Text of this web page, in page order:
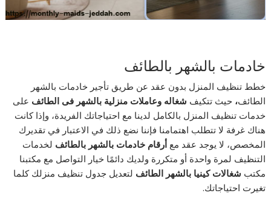
خادمات بالشهر بالطائف
خطط تنظيف المنزل بدون عقد عن طريق تأجير خادمات بالشهر
الطائف، حيث تتكيف شغاله وعاملات منزلية بالشهر فى الطائف على
خدمات تنظيف المنزل بالكامل لدينا مع احتياجاتك الفريدة، وإذا كانت
هناك غرفة لا تتطلب اهتمامنا فإننا نضع ذلك في الاعتبار في تقديرك
المخصص، لا يوجد عقد معأرقام خادمات بالشهر بالطائف لخدمات
التنظيف لمرة واحدة أو متكررة ولديك دائمًا خيار التواصل مع مكتبنا
مكتب شغالات كينيا بالشهر الطائف لتعديل جدول تنظيف منزلك كلما
تغيرت احتياجاتك.